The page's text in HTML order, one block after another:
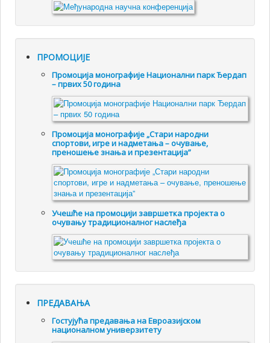
ПРОМОЦИЈЕ
Промоцијa монографије Национални парк Ђердап
– првих 50 година
Промоцијa монографије „Стари народни
спортови, игре и надметања – очување,
преношење знања и презентација”
Учешће на промоцији завршетка пројекта о
очувању традиционалног наслеђа
ПРЕДАВАЊА
Гостујућа предавања на Евроазијском
националном универзитету